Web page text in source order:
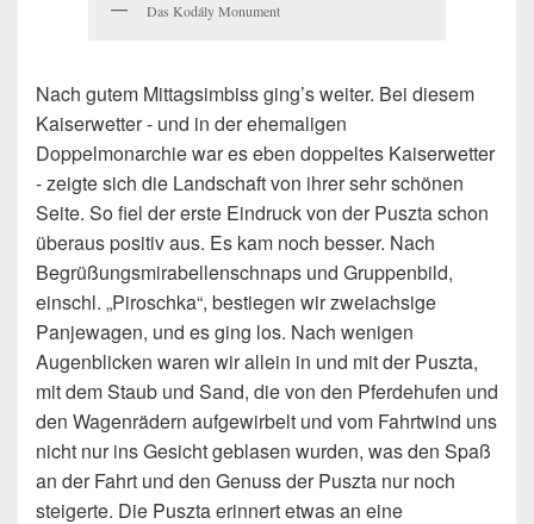
Das Kodály Monument
Nach gutem Mittagsimbiss ging’s weiter. Bei diesem
Kaiserwetter - und in der ehemaligen
Doppelmonarchie war es eben doppeltes Kaiserwetter
- zeigte sich die Landschaft von ihrer sehr schönen
Seite. So fiel der erste Eindruck von der Puszta schon
überaus positiv aus. Es kam noch besser. Nach
Begrüßungsmirabellenschnaps und Gruppenbild,
einschl. „Piroschka“, bestiegen wir zweiachsige
Panjewagen, und es ging los. Nach wenigen
Augenblicken waren wir allein in und mit der Puszta,
mit dem Staub und Sand, die von den Pferdehufen und
den Wagenrädern aufgewirbelt und vom Fahrtwind uns
nicht nur ins Gesicht geblasen wurden, was den Spaß
an der Fahrt und den Genuss der Puszta nur noch
steigerte. Die Puszta erinnert etwas an eine